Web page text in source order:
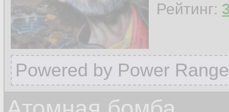
Рейтинг:
Powered by Power